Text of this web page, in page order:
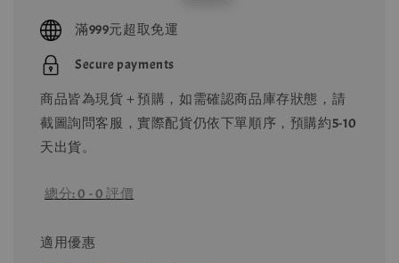
滿999元超取免運
Secure payments
商品皆為現貨＋預購，如需確認商品庫存狀態，請
截圖詢問客服，實際配貨仍依下單順序，預購約5-10
天出貨。
總分:0 -0 評價
適用優惠